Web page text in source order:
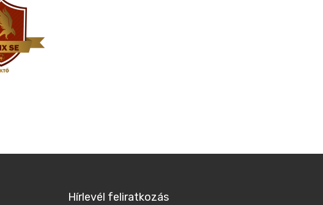
Hírlevél feliratkozás